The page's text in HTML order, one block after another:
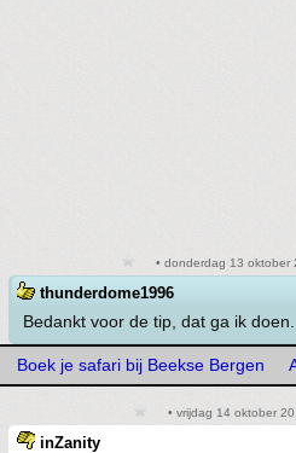
• donderdag 13 oktober
thunderdome1996
Bedankt voor de tip, dat ga ik doen.
Boek je safari bij Beekse Bergen
• vrijdag 14 oktober
inZanity